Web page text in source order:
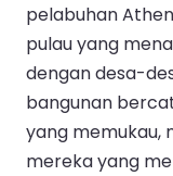
pelabuhan
pulau yang
dengan desa-
bangunan
yang memukau,
mereka yang